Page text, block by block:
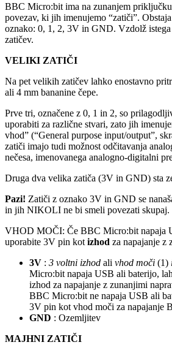
BBC Micro:bit ima na zunanjem
povezav, ki jih imenujemo “zatiči”.
oznako: 0, 1, 2, 3V in GND. Vzdolž
zatičev.
VELIKI ZATIČI
Na pet velikih zatičev lahko enostavno
ali 4 mm bananine čepe.
Prve tri, označene z 0, 1 in 2, so
uporabiti za različne stvari, zato jih
vhod” (“General purpose input/output”,
zatiči imajo tudi možnost odčitavanja
nečesa, imenovanega analogno-digitalni
Druga dva velika zatiča (3V in GND) sta
Pazi! Zatiči z oznako 3V in GND se
in jih NIKOLI ne bi smeli povezati skupaj.
VHOD MOČI: Če BBC Micro:bit napaja
uporabite 3V pin kot izhod za napajanje z
3V : 3 voltni izhod ali vhod moči (1)
Micro:bit napaja USB ali baterijo,
izhod za napajanje z zunanjimi
BBC Micro:bit ne napaja USB ali
3V pin kot vhod moči za napajanje
GND : Ozemljitev
MAJHNI ZATIČI